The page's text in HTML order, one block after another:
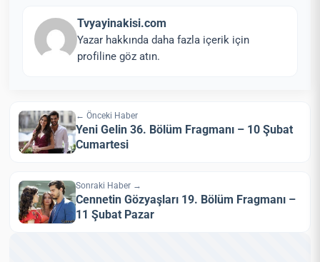
Tvyayinakisi.com
Yazar hakkında daha fazla içerik için
profiline göz atın.
← Önceki Haber
Yeni Gelin 36. Bölüm Fragmanı – 10 Şubat
Cumartesi
Sonraki Haber →
Cennetin Gözyaşları 19. Bölüm Fragmanı –
11 Şubat Pazar